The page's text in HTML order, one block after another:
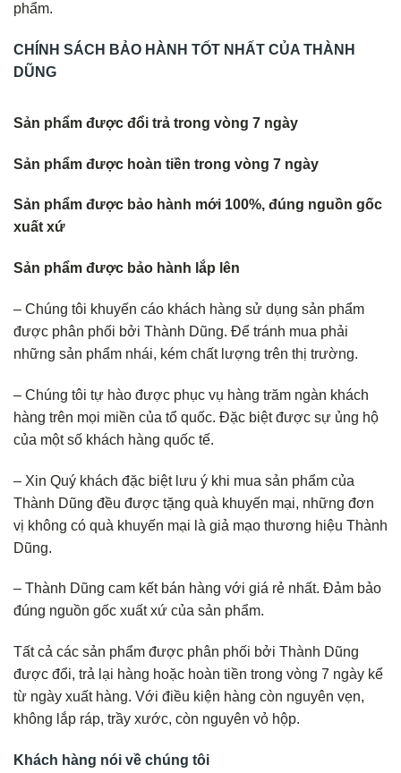
phẩm.
CHÍNH SÁCH BẢO HÀNH TỐT NHẤT CỦA THÀNH
DŨNG
Sản phẩm được đổi trả trong vòng 7 ngày
Sản phẩm được hoàn tiền trong vòng 7 ngày
Sản phẩm được bảo hành mới 100%, đúng nguồn gốc
xuất xứ
Sản phẩm được bảo hành lắp lên
– Chúng tôi khuyến cáo khách hàng sử dụng sản phẩm
được phân phối bởi Thành Dũng. Để tránh mua phải
những sản phẩm nhái, kém chất lượng trên thị trường.
– Chúng tôi tự hào được phục vụ hàng trăm ngàn khách
hàng trên mọi miền của tổ quốc. Đặc biệt được sự ủng hộ
của một số khách hàng quốc tế.
– Xin Quý khách đặc biệt lưu ý khi mua sản phẩm của
Thành Dũng đều được tặng quà khuyến mại, những đơn
vị không có quà khuyến mại là giả mạo thương hiệu Thành
Dũng.
– Thành Dũng cam kết bán hàng với giá rẻ nhất. Đảm bảo
đúng nguồn gốc xuất xứ của sản phẩm.
Tất cả các sản phẩm được phân phối bởi Thành Dũng
được đổi, trả lại hàng hoặc hoàn tiền trong vòng 7 ngày kể
từ ngày xuất hàng. Với điều kiện hàng còn nguyên vẹn,
không lắp ráp, trầy xước, còn nguyên vỏ hộp.
Khách hàng nói về chúng tôi